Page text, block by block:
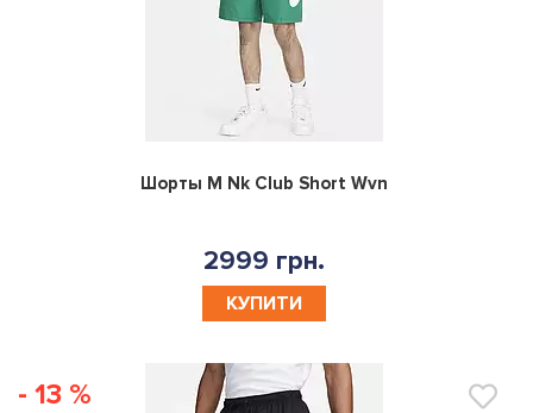
0
Шорты M Nk Club Short Wvn
2999 грн.
КУПИТИ
- 13 %